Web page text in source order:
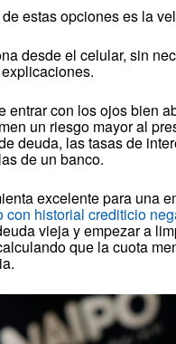
estas opciones es la
desde el celular, sin
entrar con los ojos bien
un riesgo mayor al
deuda, las tasas de
de un banco.
excelente para una
con historial crediticio
vieja y empezar a
que la cuota